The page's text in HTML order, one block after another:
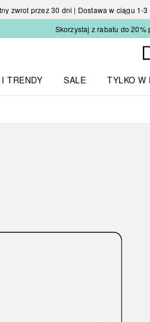
zwrot przez 30 dni | Dostawa w ciągu 1-
Skorzystaj z rabatu do 20%
TRENDY
SALE
TYLKO W